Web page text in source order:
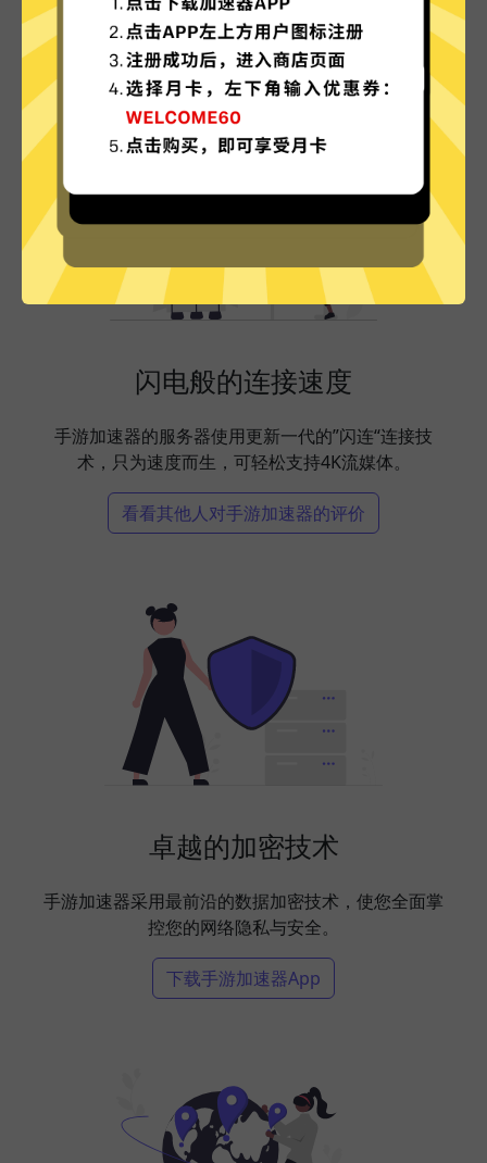
手游加速器的特色
闪电般的连接速度
手游加速器的服务器使用更新一代的”闪连“连接技
术，只为速度而生，可轻松支持4K流媒体。
看看其他人对手游加速器的评价
卓越的加密技术
手游加速器采用最前沿的数据加密技术，使您全面掌
控您的网络隐私与安全。
下载手游加速器App